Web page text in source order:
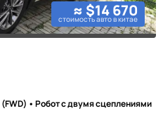
≈ $14 670
стоимость авто в китае
• Робот с двумя сцеплениями